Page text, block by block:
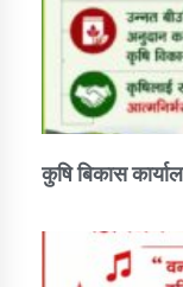
कुषि बिकास